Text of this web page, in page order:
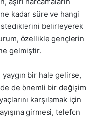
kadar süre ve hangi
belirleyerek
özellikle gençlerin
gelmiştir.
yaygın bir hale gelirse,
de önemli bir değişim
karşılamak için
girmesi, telefon